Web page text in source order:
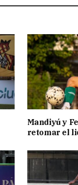
Mandiyú y
retomar el